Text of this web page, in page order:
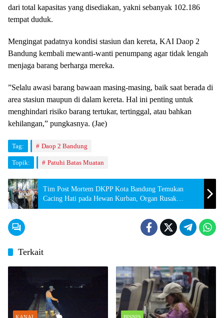
dari total kapasitas yang disediakan, yakni sebanyak 102.186
tempat duduk.
​Mengingat padatnya kondisi stasiun dan kereta, KAI Daop 2
Bandung kembali mewanti-wanti penumpang agar tidak lengah
menjaga barang berharga mereka.
​”Selalu awasi barang bawaan masing-masing, baik saat berada di
area stasiun maupun di dalam kereta. Hal ini penting untuk
menghindari risiko barang tertukar, tertinggal, atau bahkan
kehilangan,” pungkasnya. (Jae)
Tag: Daop 2 Bandung
Topik: Patuhi Batas Muatan
Tim Post Mortem DKPP Kota Bandung Temukan
Cacing Hati pada Hewan Kurban, Organ Rusak
Langsung Diafkir
Terkait